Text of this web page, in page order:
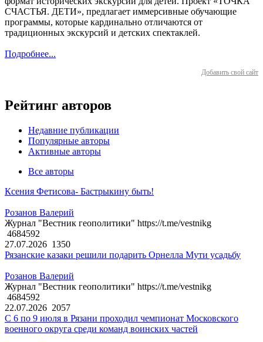
СЧАСТЬЯ. ДЕТИ», предлагает иммерсивные обучающие
программы, которые кардинально отличаются от
традиционных экскурсий и детских спектаклей.
Подробнее...
Добавить свой сайт
Рейтинг авторов
Недавние публикации
Популярные авторы
Активные авторы
Все авторы
Ксения Фетисова- Бастрыкину быть!
Розанов Валерий
Журнал "Вестник геополитики" https://t.me/vestnikg
4684592
27.07.2026 1350
Рязанские казаки решили подарить Орнелла Мути усадьбу
Розанов Валерий
Журнал "Вестник геополитики" https://t.me/vestnikg
4684592
22.07.2026 2057
С 6 по 9 июля в Рязани проходил чемпионат Московского
военного округа среди команд воинских частей